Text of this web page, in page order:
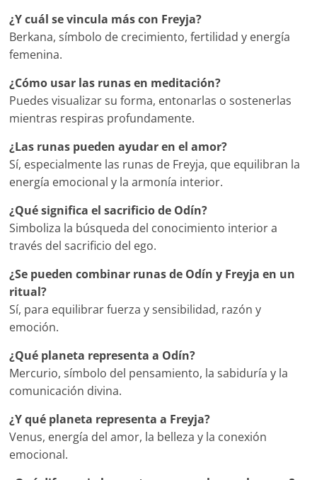
¿Y cuál se vincula más con Freyja?
Berkana, símbolo de crecimiento, fertilidad y energía
femenina.
¿Cómo usar las runas en meditación?
Puedes visualizar su forma, entonarlas o sostenerlas
mientras respiras profundamente.
¿Las runas pueden ayudar en el amor?
Sí, especialmente las runas de Freyja, que equilibran la
energía emocional y la armonía interior.
¿Qué significa el sacrificio de Odín?
Simboliza la búsqueda del conocimiento interior a
través del sacrificio del ego.
¿Se pueden combinar runas de Odín y Freyja en un
ritual?
Sí, para equilibrar fuerza y sensibilidad, razón y
emoción.
¿Qué planeta representa a Odín?
Mercurio, símbolo del pensamiento, la sabiduría y la
comunicación divina.
¿Y qué planeta representa a Freyja?
Venus, energía del amor, la belleza y la conexión
emocional.